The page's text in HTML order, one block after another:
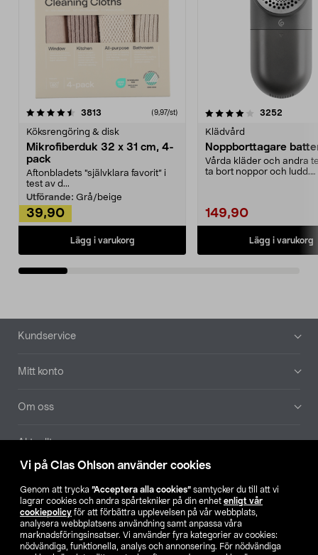
Vi på Clas Ohlson använder cookies
Genom att trycka ”Acceptera alla cookies” samtycker du till att vi
lagrar cookies och andra spårtekniker på din enhet enligt vår
cookiepolicy för att förbättra upplevelsen på vår webbplats,
analysera webbplatsens användning samt anpassa våra
marknadsföringsinsatser. Vi använder fyra kategorier av cookies:
nödvändiga, funktionella, analys och annonsering. För nödvändiga
3813 (9,97/st)
Köksrengöring & disk
Mikrofiberduk 32 x 31 cm, 4-
pack
Aftonbladets "självklara favorit” i
test av d...
Utförande: Grå/beige
39,90
Lägg i varukorg
4.0av 5 stjärnor 3252
Klädvård
Noppborttagare
Vårda kläder och andra
ta bort noppor och ludd.
149,90
Lägg i varukorg
4.5av 5 stjärnor
Sidfot
Kundservice
Mitt konto
Om oss
Aktuellt
Hitta butik
SE NO FI